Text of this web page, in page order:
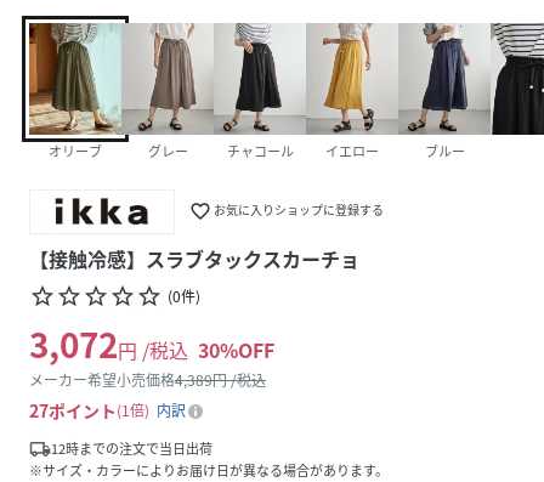
オリーブ グレー チャコール イエロー ブルー
favorite_border お気に入りショップに登録する
【接触冷感】スラブタックスカーチョ
star_borderstar_borderstar_borderstar_borderstar_border (0件)
3,072円 /税込 30%OFF
メーカー希望小売価格4,389円 /税込
27ポイント 1倍
内訳
local_shipping12時までの注文で当日出荷
※サイズ・カラーによりお届け日が異なる場合があります。